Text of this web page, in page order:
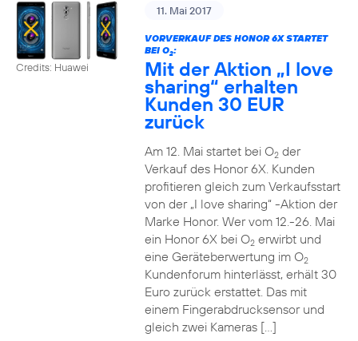
Credits: Huawei
11. Mai 2017
VORVERKAUF DES HONOR 6X STARTET
BEI O2:
Mit der Aktion „I love
sharing“ erhalten
Kunden 30 EUR
zurück
Am 12. Mai startet bei O2der
Verkauf des Honor 6X. Kunden
profitieren gleich zum Verkaufsstart
von der „I love sharing“ -Aktion der
Marke Honor. Wer vom 12.-26. Mai
ein Honor 6X bei O2erwirbt und
eine Geräteberwertung im O2
Kundenforum hinterlässt, erhält 30
Euro zurück erstattet. Das mit
einem Fingerabdrucksensor und
gleich zwei Kameras […]